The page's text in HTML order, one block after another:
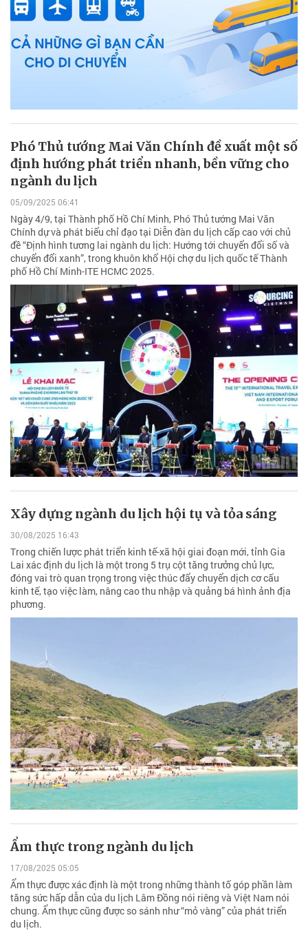
Phó Thủ tướng Mai Văn Chính đề xuất một số
định hướng phát triển nhanh, bền vững cho
ngành du lịch
05/09/2025 06:41
Ngày 4/9, tại Thành phố Hồ Chí Minh, Phó Thủ tướng Mai Văn
Chính dự và phát biểu chỉ đạo tại Diễn đàn du lịch cấp cao với chủ
đề “Định hình tương lai ngành du lịch: Hướng tới chuyển đổi số và
chuyển đổi xanh”, trong khuôn khổ Hội chợ du lịch quốc tế Thành
phố Hồ Chí Minh-ITE HCMC 2025.
Xây dựng ngành du lịch hội tụ và tỏa sáng
30/08/2025 16:43
Trong chiến lược phát triển kinh tế-xã hội giai đoạn mới, tỉnh Gia
Lai xác định du lịch là một trong 5 trụ cột tăng trưởng chủ lực,
đóng vai trò quan trọng trong việc thúc đẩy chuyển dịch cơ cấu
kinh tế, tạo việc làm, nâng cao thu nhập và quảng bá hình ảnh địa
phương.
Ẩm thực trong ngành du lịch
17/08/2025 05:05
Ẩm thực được xác định là một trong những thành tố góp phần làm
tăng sức hấp dẫn của du lịch Lâm Đồng nói riêng và Việt Nam nói
chung. Ẩm thực cũng được so sánh như “mỏ vàng” của phát triển
du lịch.